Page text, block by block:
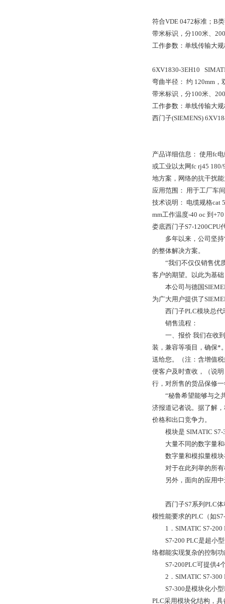
符合VDE 0472标准；B
带米标识，分100米、
工作参数：单线传输大
6XV1830-3EH10
弯曲半径： 约 120mm，
带米标识，分100米、
工作参数：单线传输大
西门子(SIEMENS)
产品详细信息： 使用fc
或工业以太网fc rj45
地方案，网络的抗干扰
应用范围： 用于工厂车
技术说明： 电缆规格cat
mm工作温度-40 oc 到
娄底西门子S7-1200CPU
多年以来，公司坚持“
的整体解决方案。
“我们不仅仅销售优质
客户的期望。以此为基
本公司与德国
为广大用户提供了
西门子PLC模块总代
销售流程：
一、报价 我们在收到
装，兼容等项目，确保*
送给您。（注：含增值
便客户及时查收，（说
行，对所售的货品保修
“秘鲁希望能够与之共
济报道记者说。据了解
价格和出口竞争力。
模块是 SIMATIC S7-
大量不同的数字量和
数字量和模拟量模块
对于在此列举的所有
另外，面向的应用中
西门子S7系列PLC体
模性能要求的PLC（如
1．SIMATIC S7-200
S7-200 PLC是超小型
络都能实现复杂的控制
S7-200PLC可提供4个
2．SIMATIC S7-300
S7-300是模块化小型
PLC采用模块化结构，